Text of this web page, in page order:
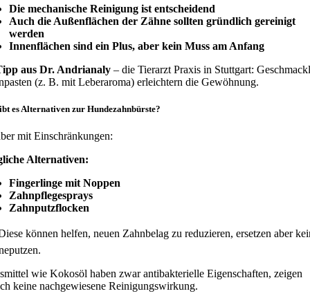
Die mechanische Reinigung ist entscheidend
Auch die Außenflächen der Zähne sollten gründlich gereinigt
werden
Innenflächen sind ein Plus, aber kein Muss am Anfang
aus Dr. Andrianaly – die Tierarzt Praxis in Stuttgart:
(z. B. mit Leberaroma) erleichtern die Gewöhnung.
es Alternativen zur Hundezahnbürste?
mit Einschränkungen:
Alternativen:
Fingerlinge mit Noppen
Zahnpflegesprays
Zahnputzflocken
können helfen, neuen Zahnbelag zu reduzieren, ersetzen aber
wie Kokosöl haben zwar antibakterielle Eigenschaften, zeigen
keine nachgewiesene Reinigungswirkung.